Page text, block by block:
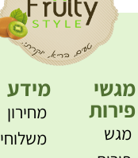
מגשי
פירות
מגש
מידע
מחירון
משלוחים